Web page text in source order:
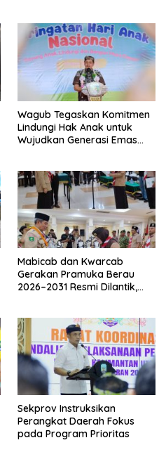
Wagub Tegaskan Komitmen
Lindungi Hak Anak untuk
Wujudkan Generasi Emas
Mabicab dan Kwarcab
Gerakan Pramuka Berau
2026–2031 Resmi Dilantik,
Sekprov Instruksikan
Perangkat Daerah Fokus
pada Program Prioritas